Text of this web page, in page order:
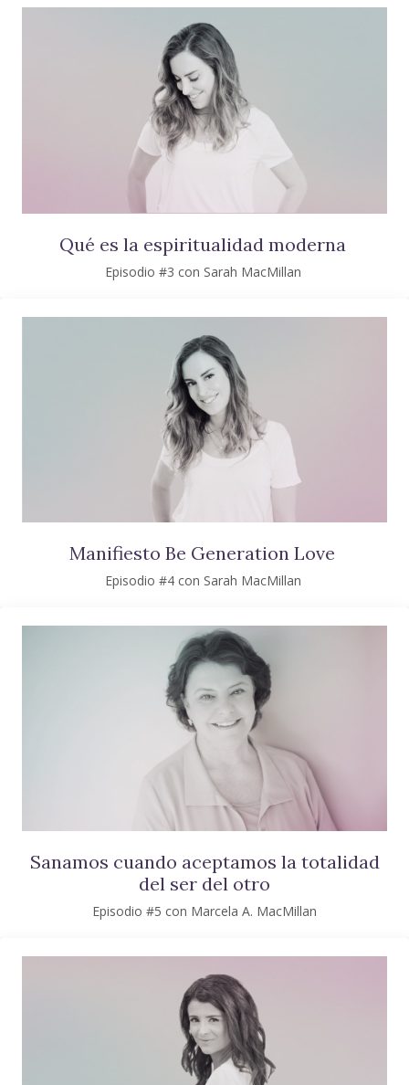
Qué es la espiritualidad moderna
Episodio #3 con Sarah MacMillan
Manifiesto Be Generation Love
Episodio #4 con Sarah MacMillan
Sanamos cuando aceptamos la totalidad
del ser del otro
Episodio #5 con Marcela A. MacMillan